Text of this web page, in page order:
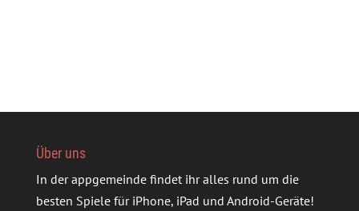
Über uns
In der appgemeinde findet ihr alles rund um die
besten Spiele für iPhone, iPad und Android-Geräte!